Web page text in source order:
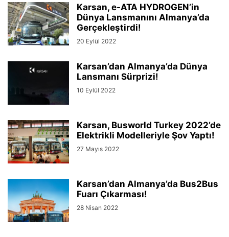
Karsan, e-ATA HYDROGEN’in
Dünya Lansmanını Almanya’da
Gerçekleştirdi!
20 Eylül 2022
Karsan’dan Almanya’da Dünya
Lansmanı Sürprizi!
10 Eylül 2022
Karsan, Busworld Turkey 2022’de
Elektrikli Modelleriyle Şov Yaptı!
27 Mayıs 2022
Karsan’dan Almanya’da Bus2Bus
Fuarı Çıkarması!
28 Nisan 2022